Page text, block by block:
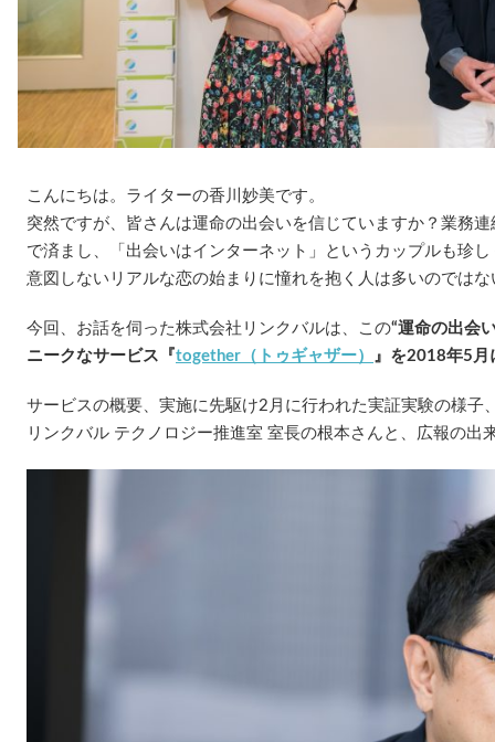
こんにちは。ライターの香川妙美です。
突然ですが、皆さんは運命の出会いを信じていますか？業務
で済まし、「出会いはインターネット」というカップルも珍
意図しないリアルな恋の始まりに憧れを抱く人は多いのでは
今回、お話を伺った株式会社リンクバルは、この“運命の出会
ニークなサービス『 together（トゥギャザー） 』を2018年5月
サービスの概要、実施に先駆け2月に行われた実証実験の様子
リンクバル テクノロジー推進室 室長の根本さんと、広報の出